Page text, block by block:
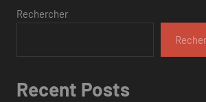
Rechercher
Recent Posts